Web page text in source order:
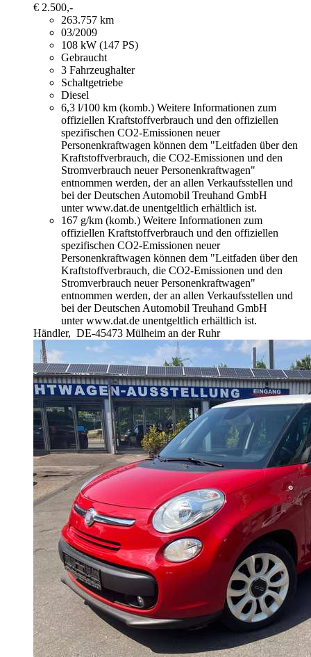
€ 2.500,-
263.757 km
03/2009
108 kW (147 PS)
Gebraucht
3 Fahrzeughalter
Schaltgetriebe
Diesel
6,3 l/100 km (komb.) Weitere Informationen zum
offiziellen Kraftstoffverbrauch und den offiziellen
spezifischen CO2-Emissionen neuer
Personenkraftwagen können dem "Leitfaden über den
Kraftstoffverbrauch, die CO2-Emissionen und den
Stromverbrauch neuer Personenkraftwagen"
entnommen werden, der an allen Verkaufsstellen und
bei der Deutschen Automobil Treuhand GmbH
unter www.dat.de unentgeltlich erhältlich ist.
167 g/km (komb.) Weitere Informationen zum
offiziellen Kraftstoffverbrauch und den offiziellen
spezifischen CO2-Emissionen neuer
Personenkraftwagen können dem "Leitfaden über den
Kraftstoffverbrauch, die CO2-Emissionen und den
Stromverbrauch neuer Personenkraftwagen"
entnommen werden, der an allen Verkaufsstellen und
bei der Deutschen Automobil Treuhand GmbH
unter www.dat.de unentgeltlich erhältlich ist.
Händler, DE-45473 Mülheim an der Ruhr